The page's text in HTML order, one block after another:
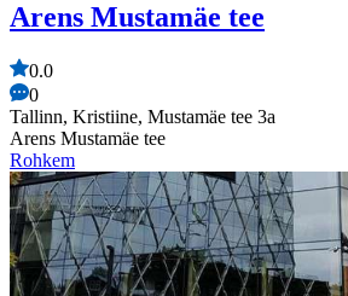
Arens Mustamäe tee
0.0
0
Tallinn, Kristiine, Mustamäe tee 3a
Arens Mustamäe tee
Rohkem